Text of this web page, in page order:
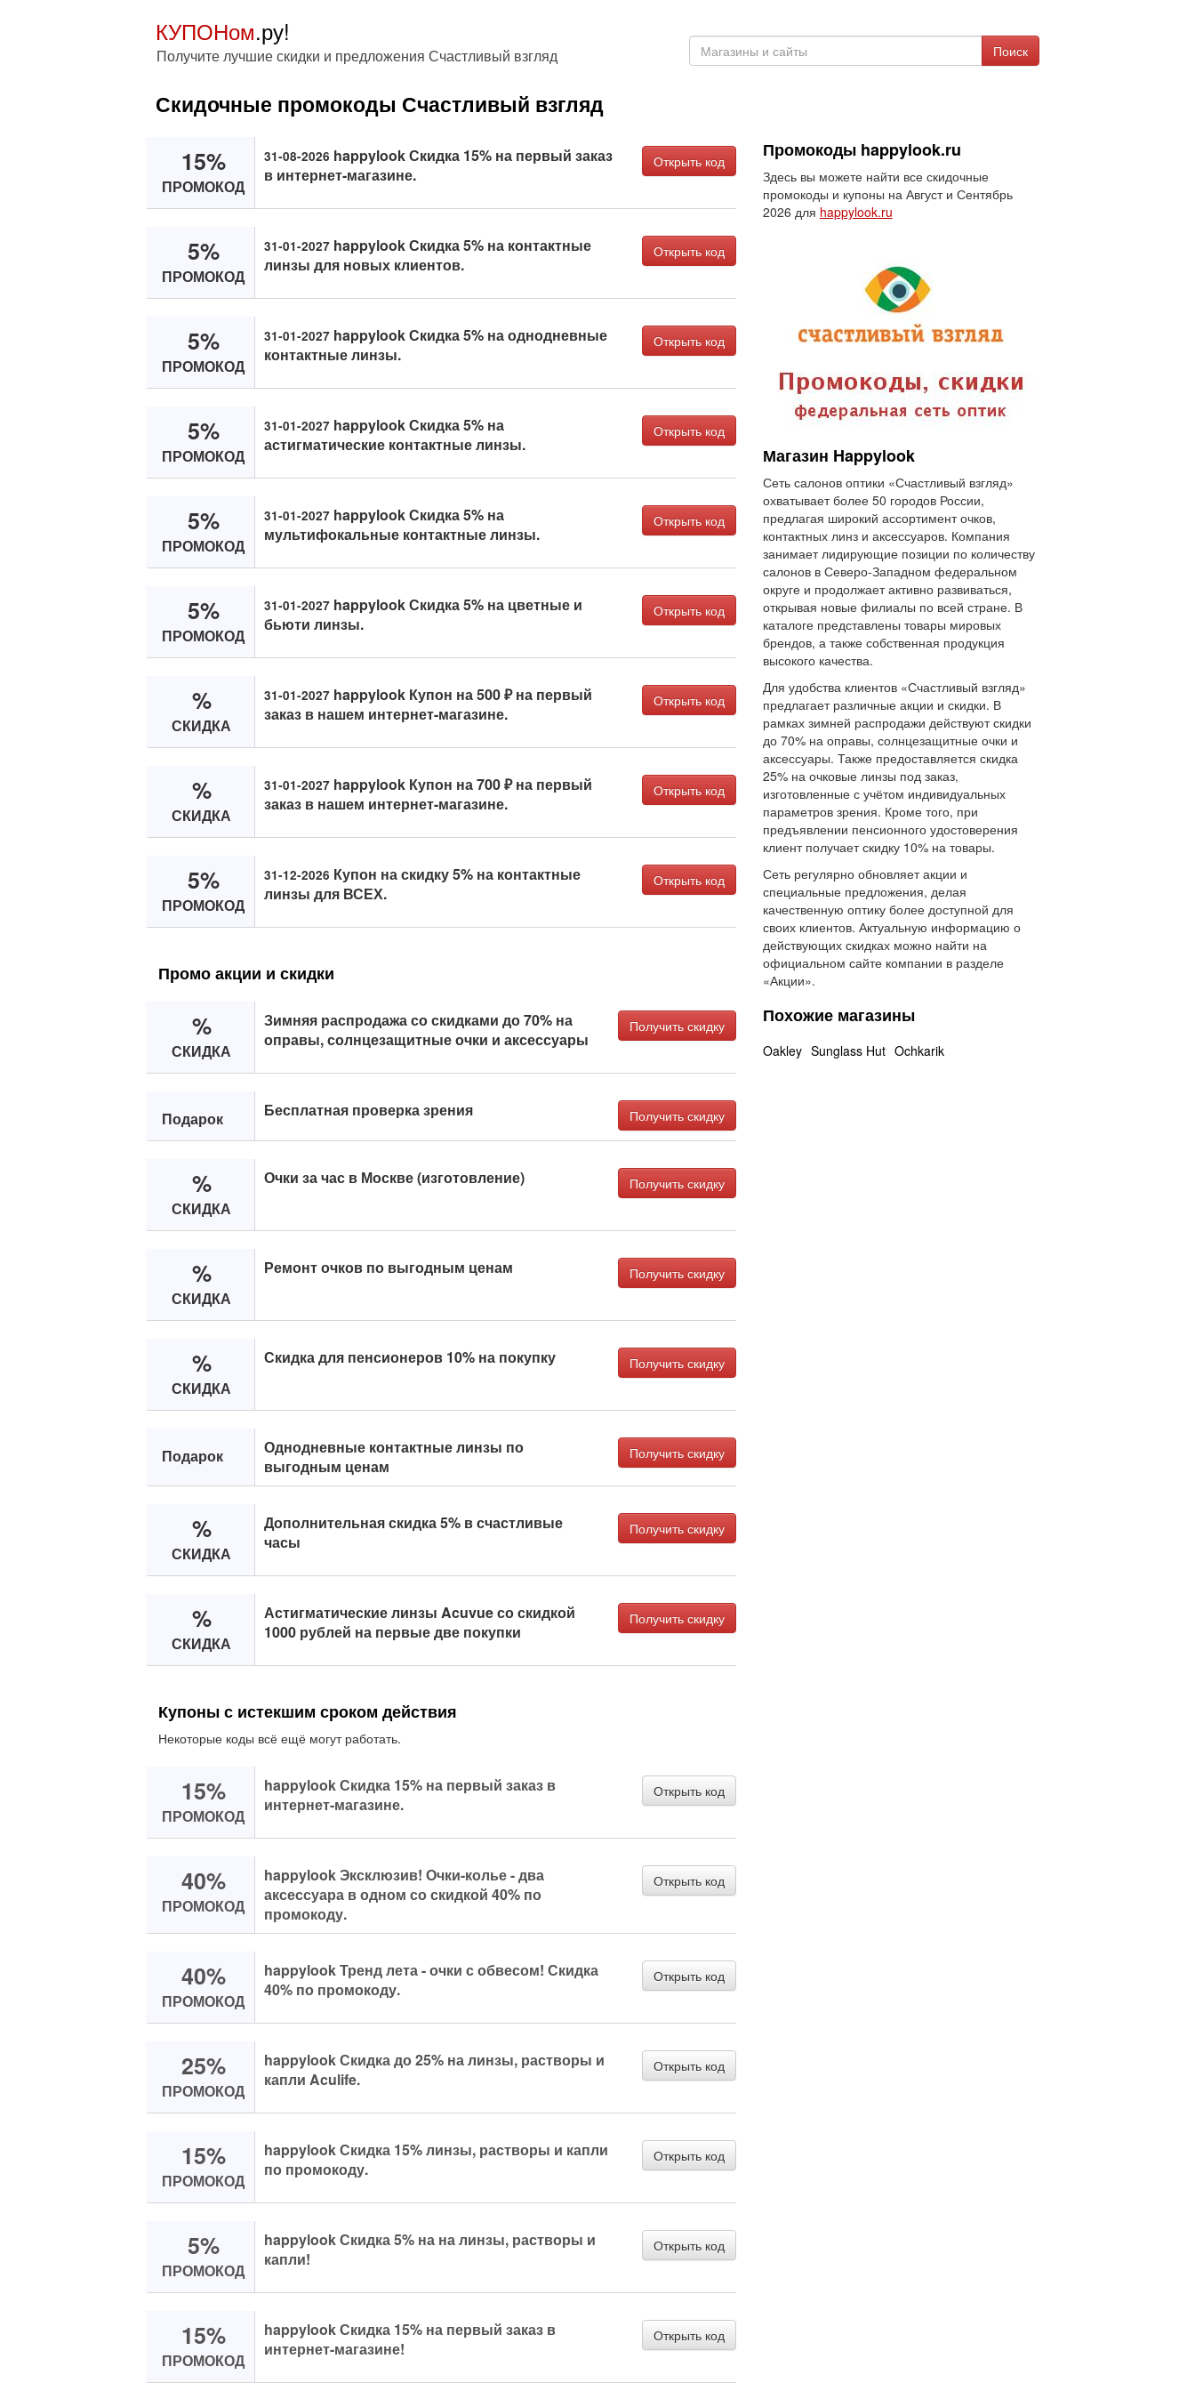
КУПОНом.ру!
Получите лучшие скидки и предложения Счастливый взгляд Поиск
Скидочные промокоды Счастливый взгляд
15%
ПРОМОКОД
31-08-2026 happylook Скидка 15% на первый заказ
в интернет-магазине.
Открыть код
5%
ПРОМОКОД
31-01-2027 happylook Скидка 5% на контактные
линзы для новых клиентов.
Открыть код
5%
ПРОМОКОД
31-01-2027 happylook Скидка 5% на однодневные
контактные линзы.
Открыть код
5%
ПРОМОКОД
31-01-2027 happylook Скидка 5% на
астигматические контактные линзы.
Открыть код
5%
ПРОМОКОД
31-01-2027 happylook Скидка 5% на
мультифокальные контактные линзы.
Открыть код
5%
ПРОМОКОД
31-01-2027 happylook Скидка 5% на цветные и
бьюти линзы.
Открыть код
%
СКИДКА
31-01-2027 happylook Купон на 500 ₽ на первый
заказ в нашем интернет-магазине.
Открыть код
%
СКИДКА
31-01-2027 happylook Купон на 700 ₽ на первый
заказ в нашем интернет-магазине.
Открыть код
5%
ПРОМОКОД
31-12-2026 Купон на скидку 5% на контактные
линзы для ВСЕХ.
Открыть код
Промо акции и скидки
%
СКИДКА
Зимняя распродажа со скидками до 70% на
оправы, солнцезащитные очки и аксессуары
Получить скидку
Подарок Бесплатная проверка зрения Получить скидку
%
СКИДКА
Очки за час в Москве (изготовление) Получить скидку
%
СКИДКА
Ремонт очков по выгодным ценам Получить скидку
%
СКИДКА
Скидка для пенсионеров 10% на покупку Получить скидку
Подарок
Однодневные контактные линзы по
выгодным ценам
Получить скидку
%
СКИДКА
Дополнительная скидка 5% в счастливые
часы
Получить скидку
%
СКИДКА
Астигматические линзы Acuvue со скидкой
1000 рублей на первые две покупки
Получить скидку
Купоны с истекшим сроком действия
Некоторые коды всё ещё могут работать.
15%
ПРОМОКОД
happylook Скидка 15% на первый заказ в
интернет-магазине.
Открыть код
40%
ПРОМОКОД
happylook Эксклюзив! Очки-колье - два
аксессуара в одном со скидкой 40% по
промокоду.
Открыть код
40%
ПРОМОКОД
happylook Тренд лета - очки с обвесом! Скидка
40% по промокоду.
Открыть код
25%
ПРОМОКОД
happylook Скидка до 25% на линзы, растворы и
капли Aculife.
Открыть код
15%
ПРОМОКОД
happylook Скидка 15% линзы, растворы и капли
по промокоду.
Открыть код
5%
ПРОМОКОД
happylook Скидка 5% на на линзы, растворы и
капли!
Открыть код
15%
ПРОМОКОД
happylook Скидка 15% на первый заказ в
интернет-магазине!
Открыть код
Промокоды happylook.ru
Здесь вы можете найти все скидочные
промокоды и купоны на Август и Сентябрь
2026 для happylook.ru
Магазин Happylook
Сеть салонов оптики «Счастливый взгляд»
охватывает более 50 городов России,
предлагая широкий ассортимент очков,
контактных линз и аксессуаров. Компания
занимает лидирующие позиции по количеству
салонов в Северо-Западном федеральном
округе и продолжает активно развиваться,
открывая новые филиалы по всей стране. В
каталоге представлены товары мировых
брендов, а также собственная продукция
высокого качества.
Для удобства клиентов «Счастливый взгляд»
предлагает различные акции и скидки. В
рамках зимней распродажи действуют скидки
до 70% на оправы, солнцезащитные очки и
аксессуары. Также предоставляется скидка
25% на очковые линзы под заказ,
изготовленные с учётом индивидуальных
параметров зрения. Кроме того, при
предъявлении пенсионного удостоверения
клиент получает скидку 10% на товары.
Сеть регулярно обновляет акции и
специальные предложения, делая
качественную оптику более доступной для
своих клиентов. Актуальную информацию о
действующих скидках можно найти на
официальном сайте компании в разделе
«Акции».
Похожие магазины
Oakley Sunglass Hut Ochkarik